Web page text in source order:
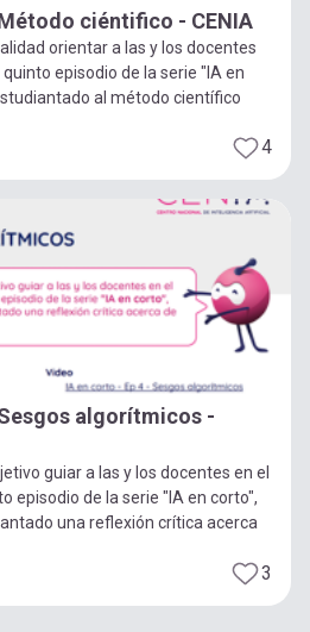
ciéntifico - CENIA
orientar a las y los docentes
episodio de la serie "IA en
al método científico
4
algorítmicos -
guiar a las y los docentes en el
episodio de la serie "IA en corto",
una reflexión crítica acerca
3